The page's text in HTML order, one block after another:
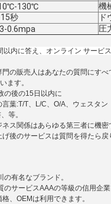
130℃
機
秒
ド
0.6mpa
圧
以内に答え、オンライン サービ
の販売人はあなたの質問にすべ
ます。
の後の15日以内に
葉:T/T、L/C、O/A、ウェスタン
等。
ス関係はあらゆる第三者に機密
後のサービスは質問を得たら戻
有名なブランド。
のサービスAAAの等級の信用企業
、OEMは利用できます。